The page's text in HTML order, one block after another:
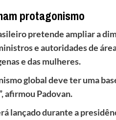
protagonismo
pretende ampliar a
e autoridades de
e das mulheres.
global deve ter uma
afirmou Padovan.
lançado durante a